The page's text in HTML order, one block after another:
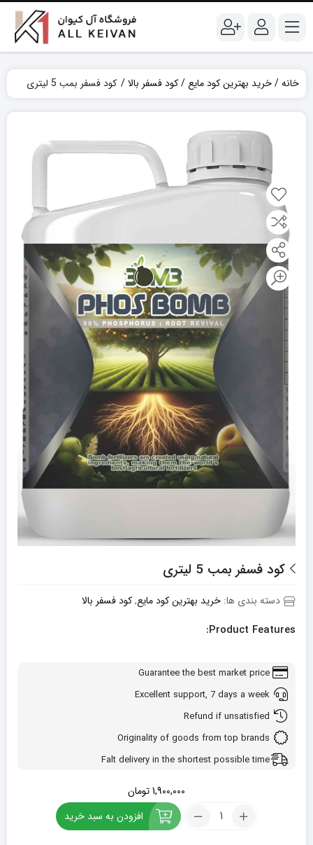
خانه خرید بهترین کود مایع کود فسفر بالا کود فسفر بمب 5 لیتری
کود فسفر بمب 5 لیتری
دسته بندی ها: خرید بهترین کود مایع,کود فسفر بالا
Product Features:
Guarantee the best market price
Excellent support, 7 days a week
Refund if unsatisfied
Originality of goods from top brands
Falt delivery in the shortest possible time
1,900,000تومان
کود
فسفر
افزودن به سبد خرید